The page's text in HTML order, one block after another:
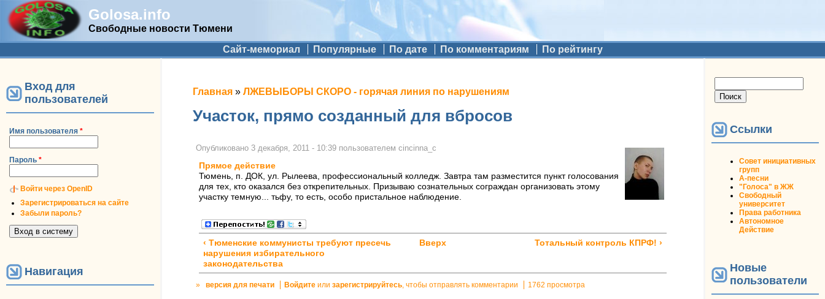
Golosa.info
Свободные новости Тюмени
Дополнительное меню Сайт-мемориал Популярные По дате По комментариям По рейтингу
Вход для
пользователей
Имя пользователя *
Пароль *
Войти через OpenID
Зарегистрироваться на сайте
Забыли пароль?
Навигация
Вы здесь
Главная » ЛЖЕВЫБОРЫ СКОРО - горячая линия по нарушениям
Участок, прямо созданный для вбросов
Опубликовано 3 декабря, 2011 - 10:39 пользователем cincinna_c
Прямое действие
Тюмень, п. ДОК, ул. Рылеева, профессиональный колледж. Завтра там разместится пункт голосования
для тех, кто оказался без открепительных. Призываю сознательных сограждан организовать этому
участку темную... тьфу, то есть, особо пристальное наблюдение.
‹ Тюменские коммунисты требуют пресечь
нарушения избирательного
законодательства
Вверх Тотальный контроль КПРФ! ›
» версия для печати Войдите или зарегистрируйтесь, чтобы отправлять комментарии 1762 просмотра
Ссылки
Совет инициативных
групп
А-песни
"Голоса" в ЖЖ
Свободный
университет
Права работника
Автономное
Действие
Новые
пользователи